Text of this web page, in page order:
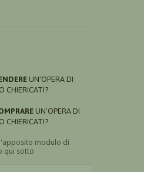
UN'OPERA DI
CHIERICATI?
UN'OPERA DI
CHIERICATI?
modulo di
qui sotto